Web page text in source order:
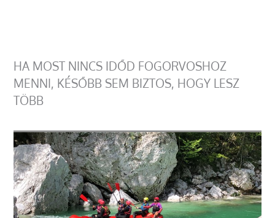
HA MOST NINCS IDŐD FOGORVOSHOZ
MENNI, KÉSŐBB SEM BIZTOS, HOGY LESZ
TÖBB